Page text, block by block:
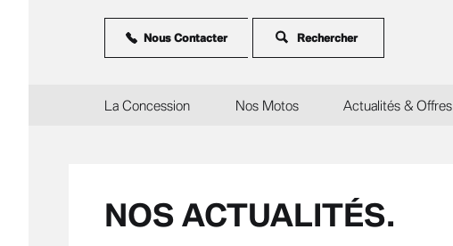
Nous Contacter
La Concession Nos Motos Actualités & Offres
NOS ACTUALITÉS.